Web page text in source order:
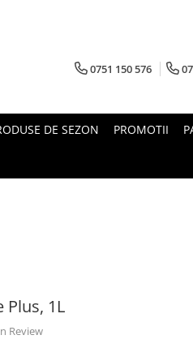
0751 150 576
DE SEZON PROMOTII
Plus, 1L
Review